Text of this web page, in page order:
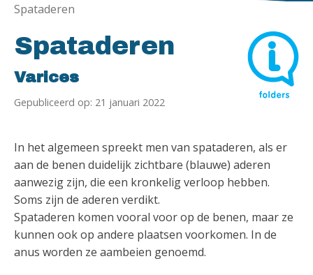
Spataderen
Spataderen
Varices
Gepubliceerd op: 21 januari 2022
In het algemeen spreekt men van spataderen, als er
aan de benen duidelijk zichtbare (blauwe) aderen
aanwezig zijn, die een kronkelig verloop hebben.
Soms zijn de aderen verdikt.
Spataderen komen vooral voor op de benen, maar ze
kunnen ook op andere plaatsen voorkomen. In de
anus worden ze aambeien genoemd.